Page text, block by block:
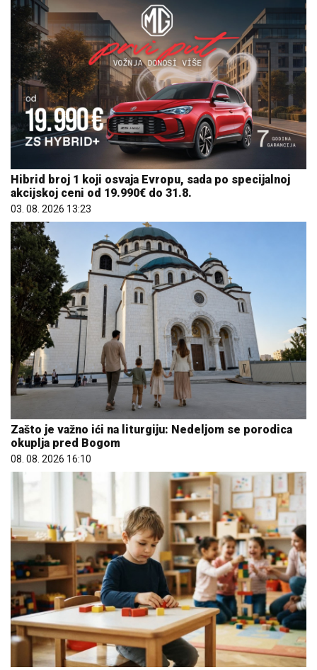
Hibrid broj 1 koji osvaja Evropu, sada po specijalnoj
akcijskoj ceni od 19.990€ do 31.8.
03. 08. 2026 13:23
Zašto je važno ići na liturgiju: Nedeljom se porodica
okuplja pred Bogom
08. 08. 2026 16:10